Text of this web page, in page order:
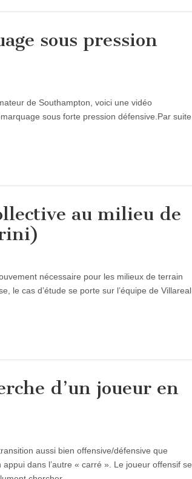
sous pression
de Southampton, voici une vidéo
sous forte pression défensive.Par suite
au milieu de
nécessaire pour les milieux de terrain
le cas d’étude se porte sur l’équipe de Villareal
d’un joueur en
aussi bien offensive/défensive que
dans l’autre « carré ». Le joueur offensif se